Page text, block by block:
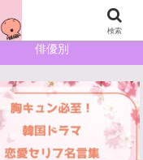
俳優別
検索